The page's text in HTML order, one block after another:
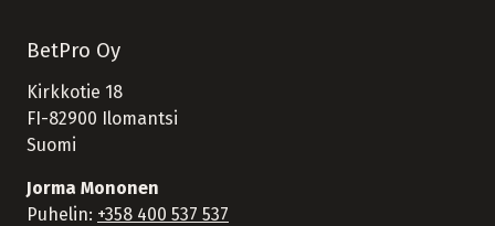
BetPro Oy
Kirkkotie 18
FI-82900 Ilomantsi
Suomi
Jorma Mononen
Puhelin: +358 400 537 537